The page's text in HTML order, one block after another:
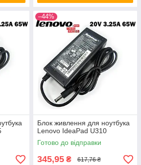
–44%
Блок живлення для ноутбука
Lenovo IdeaPad U310
Готово до відправки
345,95 ₴ 617,76 ₴